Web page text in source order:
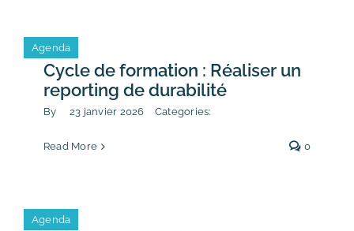
Cycle de formation : Réaliser un
reporting de durabilité
By 23 janvier 2026 Categories:
Agenda
Read More 0
Agenda